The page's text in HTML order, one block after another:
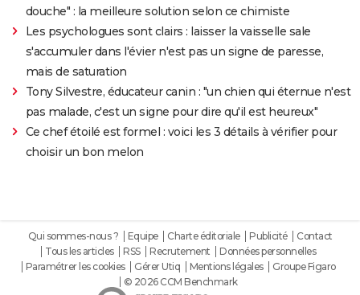
douche" : la meilleure solution selon ce chimiste
Les psychologues sont clairs : laisser la vaisselle sale
s'accumuler dans l'évier n'est pas un signe de paresse,
mais de saturation
Tony Silvestre, éducateur canin : "un chien qui éternue n'est
pas malade, c'est un signe pour dire qu'il est heureux"
Ce chef étoilé est formel : voici les 3 détails à vérifier pour
choisir un bon melon
Qui sommes-nous ? Equipe Charte éditoriale Publicité
Contact
Tous les articles
RSS Recrutement
Données personnelles
Paramétrer les cookies
Gérer Utiq Mentions légales
Groupe Figaro
© 2026 CCM Benchmark